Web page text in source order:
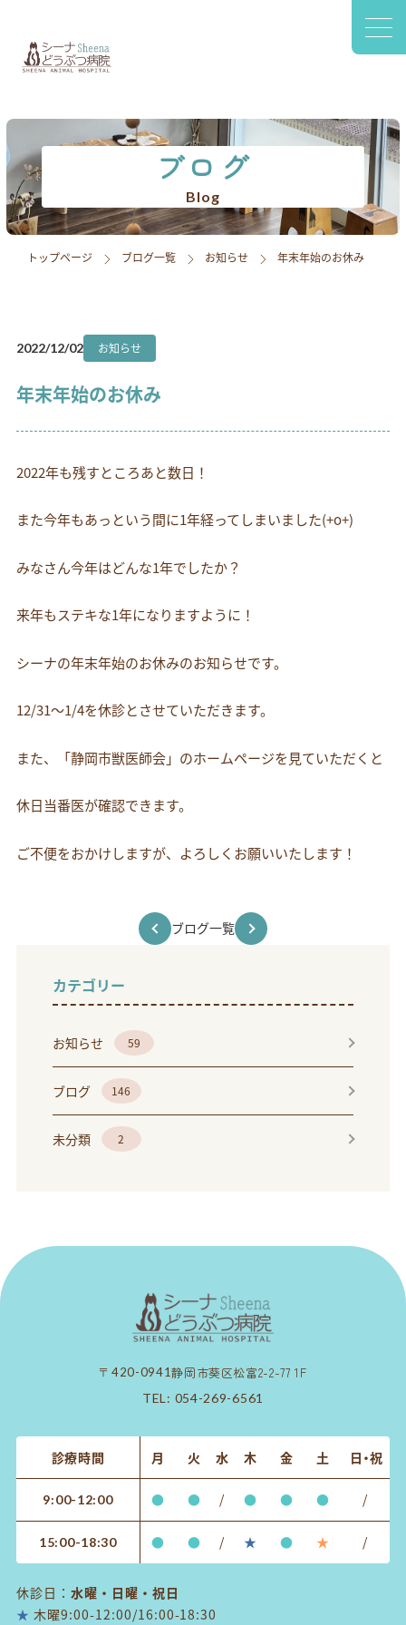
院内設備
スタッフ紹介
アクセス
ブログ
ブログ
Blog
トップページ ブログ一覧 お知らせ 年末年始のお休み
2022/12/02 お知らせ
年末年始のお休み
2022年も残すところあと数日！
また今年もあっという間に1年経ってしまいました(+o+)
みなさん今年はどんな1年でしたか？
来年もステキな1年になりますように！
シーナの年末年始のお休みのお知らせです。
12/31～1/4を休診とさせていただきます。
また、「静岡市獣医師会」のホームページを見ていただくと
休日当番医が確認できます。
ご不便をおかけしますが、よろしくお願いいたします！
ブログ一覧
カテゴリー
お知らせ 59
ブログ 146
未分類 2
〒420-0941静岡市葵区松富2-2-77 1F
TEL: 054-269-6561
診療時間 月 火 水 木 金 土 日・祝
9:00-12:00 ● ● / ● ● ● /
15:00-18:30 ● ● / ★ ● ★ /
休診日： 水曜・日曜・祝日
★ 木曜9:00-12:00/16:00-18:30